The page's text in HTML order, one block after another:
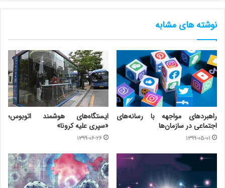
نوشته های مشابه
راهبردهای مواجهه با رسانه‌های
اجتماعی در سازمان‌ها
۱۳۹۹-۰۵-۰۱
ایستگاه‌های هوشمند اتوبوس؛
«سپری علیه کرونا»
۱۳۹۹-۰۶-۲۶